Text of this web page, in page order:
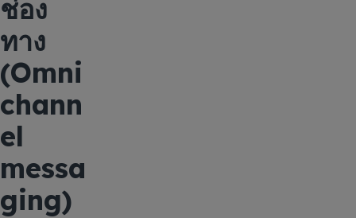
ช่อง
ทาง
(Omni
chann
el
messa
ging)